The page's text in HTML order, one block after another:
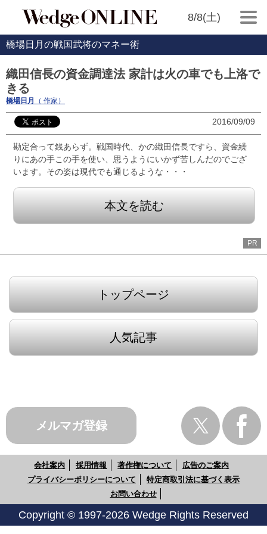
8/8(土)
橋場日月の戦国武将のマネー術
織田信長の資金調達法 家計は火の車でも上洛で
きる
橋場日月 （ 作家）
2016/09/09
勘定合って銭あらず。戦国時代、かの織田信長ですら、資金繰
りにあの手この手を使い、思うようにいかず苦しんだのでござ
います。その姿は現代でも通じるような・・・
本文を読む
PR
トップページ
人気記事
メルマガ登録
会社案内 採用情報 著作権について
広告のご案内
プライバシーポリシーについて
特定商取引法に基づく表示
お問い合わせ
Copyright © 1997-2026 Wedge Rights Reserved